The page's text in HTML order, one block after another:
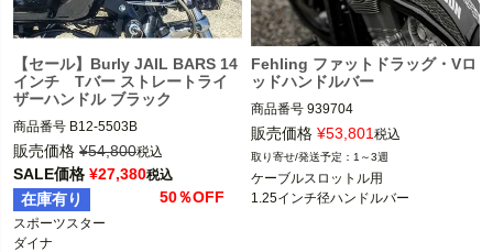
【セール】Burly JAIL BARS 14
インチ Tバー ストレートライ
ザーハンドル ブラック
商品番号 B12-5503B
D型番：0601-3043
B型番：770165
ライザータイプのハンドル装着車
※電子制御スロットル車は不可
販売価格 ¥54,800税込
SALE価格 ¥27,380税込
在庫有り 50％OFF
スポーツスター
ダイナ
Fehling ファットドラッグ・Vロ
ッドハンドルバー
商品番号 939704
旧型番：VRODBAR2
2002～2017 Vロッド
他ケーブルスロットル全車種
※スプリンガー不可
販売価格 ¥53,801 税込
1～3週
ケーブルスロットル用
1.25インチ径ハンドルバー